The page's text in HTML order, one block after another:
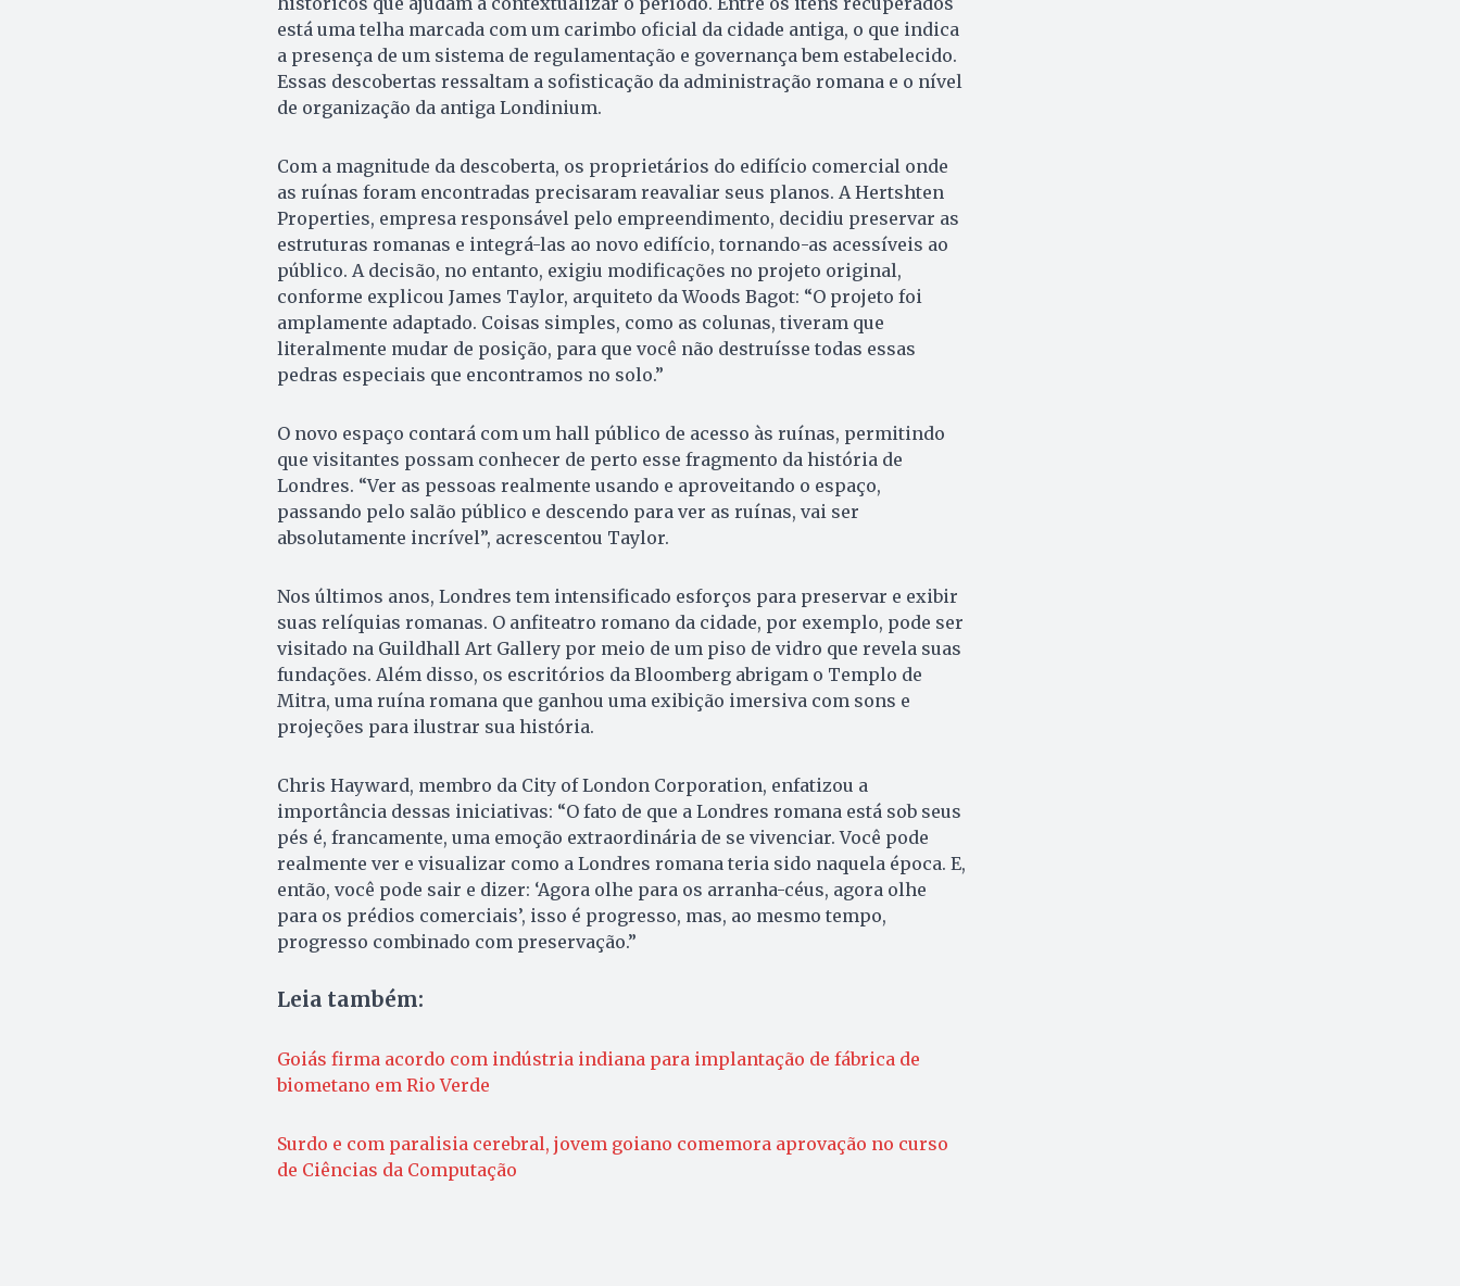
está uma telha marcada com um carimbo oficial da cidade antiga, o que indica
a presença de um sistema de regulamentação e governança bem estabelecido.
Essas descobertas ressaltam a sofisticação da administração romana e o nível
de organização da antiga Londinium.
Com a magnitude da descoberta, os proprietários do edifício comercial onde
as ruínas foram encontradas precisaram reavaliar seus planos. A Hertshten
Properties, empresa responsável pelo empreendimento, decidiu preservar as
estruturas romanas e integrá-las ao novo edifício, tornando-as acessíveis ao
público. A decisão, no entanto, exigiu modificações no projeto original,
conforme explicou James Taylor, arquiteto da Woods Bagot: “O projeto foi
amplamente adaptado. Coisas simples, como as colunas, tiveram que
literalmente mudar de posição, para que você não destruísse todas essas
pedras especiais que encontramos no solo.”
O novo espaço contará com um hall público de acesso às ruínas, permitindo
que visitantes possam conhecer de perto esse fragmento da história de
Londres. “Ver as pessoas realmente usando e aproveitando o espaço,
passando pelo salão público e descendo para ver as ruínas, vai ser
absolutamente incrível”, acrescentou Taylor.
Nos últimos anos, Londres tem intensificado esforços para preservar e exibir
suas relíquias romanas. O anfiteatro romano da cidade, por exemplo, pode ser
visitado na Guildhall Art Gallery por meio de um piso de vidro que revela suas
fundações. Além disso, os escritórios da Bloomberg abrigam o Templo de
Mitra, uma ruína romana que ganhou uma exibição imersiva com sons e
projeções para ilustrar sua história.
Chris Hayward, membro da City of London Corporation, enfatizou a
importância dessas iniciativas: “O fato de que a Londres romana está sob seus
pés é, francamente, uma emoção extraordinária de se vivenciar. Você pode
realmente ver e visualizar como a Londres romana teria sido naquela época. E,
então, você pode sair e dizer: ‘Agora olhe para os arranha-céus, agora olhe
para os prédios comerciais’, isso é progresso, mas, ao mesmo tempo,
progresso combinado com preservação.”
Leia também:
Goiás firma acordo com indústria indiana para implantação de fábrica de
biometano em Rio Verde
Surdo e com paralisia cerebral, jovem goiano comemora aprovação no curso
de Ciências da Computação